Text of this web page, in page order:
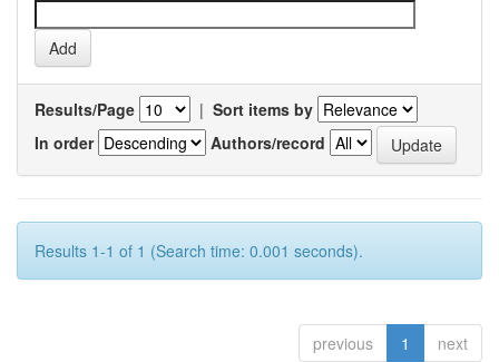
Results/Page | Sort items by
In order
Authors/record
Results 1-1 of 1 (Search time: 0.001 seconds).
previous 1 next